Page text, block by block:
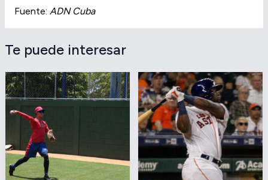
Fuente: ADN Cuba
Te puede interesar